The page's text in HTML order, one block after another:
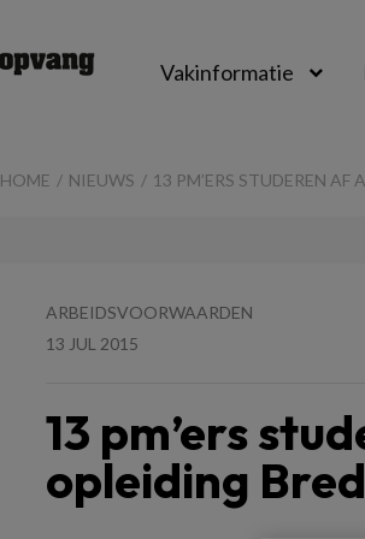
Vakinformatie
HOME NIEUWS 13 PM’ERS STUDEREN AF
ARBEIDSVOORWAARDEN
13 JUL 2015
13 pm’ers
opleiding